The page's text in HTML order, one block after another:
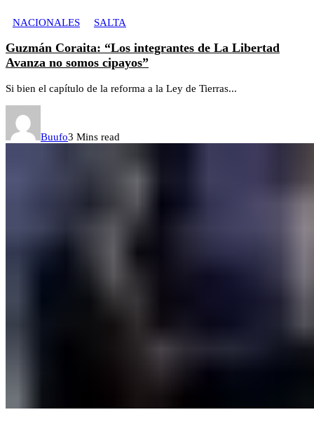
NACIONALES SALTA
Guzmán Coraita: “Los integrantes de La Libertad
Avanza no somos cipayos”
Si bien el capítulo de la reforma a la Ley de Tierras...
Buufo3 Mins read